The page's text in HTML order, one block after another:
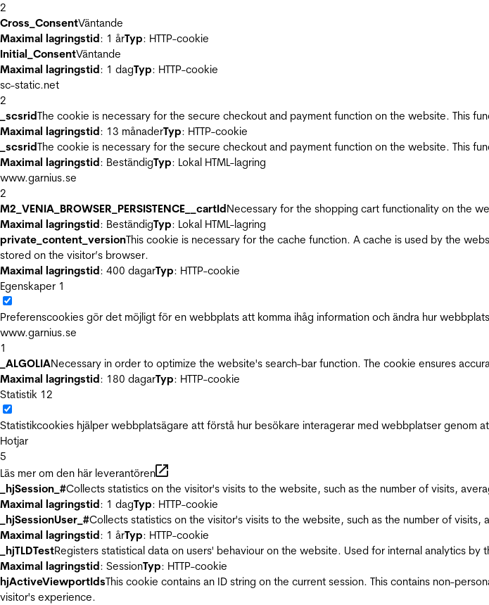
2
Cross_ConsentVäntande
Maximal lagringstid: 1 årTyp: HTTP-cookie
Initial_ConsentVäntande
Maximal lagringstid: 1 dagTyp: HTTP-cookie
sc-static.net
2
_scsridThe cookie is necessary for the secure checkout and payment function on the website. This
Maximal lagringstid: 13 månaderTyp: HTTP-cookie
_scsridThe cookie is necessary for the secure checkout and payment function on the website. This
Maximal lagringstid: BeständigTyp: Lokal HTML-lagring
www.garnius.se
2
M2_VENIA_BROWSER_PERSISTENCE__cartIdNecessary for the shopping cart functionality on the
Maximal lagringstid: BeständigTyp: Lokal HTML-lagring
private_content_versionThis cookie is necessary for the cache function. A cache is used by the
stored on the visitor’s browser.
Maximal lagringstid: 400 dagarTyp: HTTP-cookie
Egenskaper 1
Preferenscookies gör det möjligt för en webbplats att komma ihåg information och ändra hur
www.garnius.se
1
_ALGOLIANecessary in order to optimize the website's search-bar function. The cookie ensures
Maximal lagringstid: 180 dagarTyp: HTTP-cookie
Statistik 12
Statistikcookies hjälper webbplatsägare att förstå hur besökare interagerar med webbplatser genom
Hotjar
5
Läs mer om den här leverantören
_hjSession_#Collects statistics on the visitor's visits to the website, such as the number of visits,
Maximal lagringstid: 1 dagTyp: HTTP-cookie
_hjSessionUser_#Collects statistics on the visitor's visits to the website, such as the number of
Maximal lagringstid: 1 årTyp: HTTP-cookie
_hjTLDTestRegisters statistical data on users' behaviour on the website. Used for internal analytics by
Maximal lagringstid: SessionTyp: HTTP-cookie
hjActiveViewportIdsThis cookie contains an ID string on the current session. This contains non-
visitor's experience.